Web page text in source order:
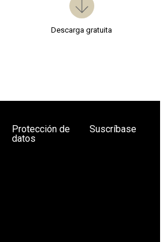
Descarga gratuita
Protección de
datos
Suscríbase